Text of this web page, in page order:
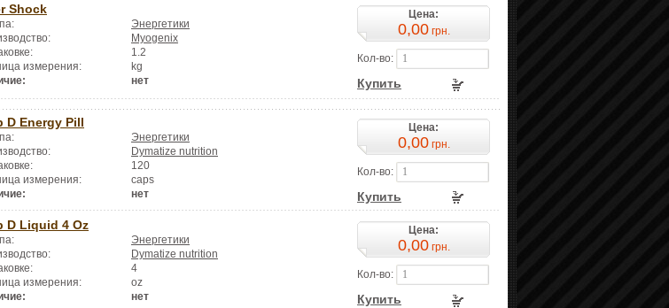
Shock
Энергетики
Myogenix
1.2
измерения:
kg
нет
Цена:
0,00грн.
Кол-во:
Купить
D Energy Pill
Энергетики
Dymatize nutrition
120
измерения:
caps
нет
Цена:
0,00грн.
Кол-во:
Купить
D Liquid 4 Oz
Энергетики
Dymatize nutrition
4
измерения:
oz
нет
Цена:
0,00грн.
Кол-во:
Купить